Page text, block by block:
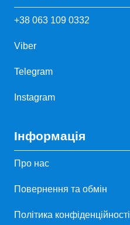
+38 063 109 0332
Viber
Telegram
Instagram
Інформація
Про нас
Повернення та обмін
Політика конфіденційності